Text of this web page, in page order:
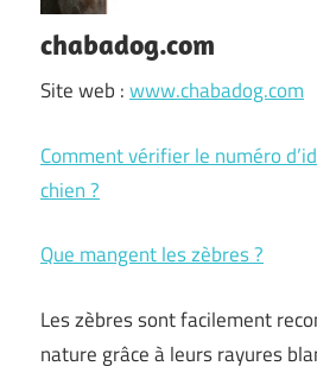
chabadog.com
Site web :www.chabadog.com
Comment vérifier le numéro
chien ?
Que mangent les zèbres ?
Les zèbres sont facilement
nature grâce à leurs rayures